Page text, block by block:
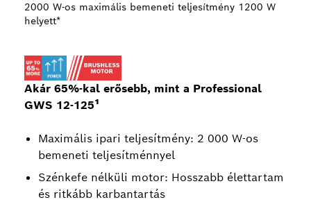
Akár 65%-kal erősebb, mint a Professional
GWS 12-125¹
Maximális ipari teljesítmény: 2 000 W-os
bemeneti teljesítménnyel
Szénkefe nélküli motor: Hosszabb élettartam
és ritkább karbantartás
2000 W-os maximális bemeneti teljesítmény 1200 W
helyett*